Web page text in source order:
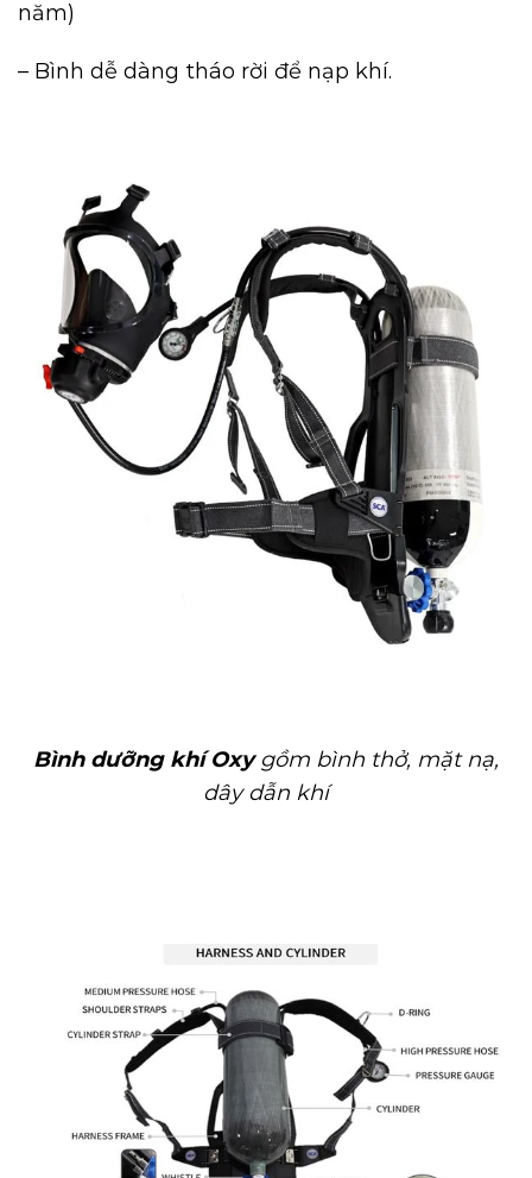
năm)
– Bình dễ dàng tháo rời để nạp khí.
Bình dưỡng khí Oxygồm bình thở, mặt nạ,
dây dẫn khí